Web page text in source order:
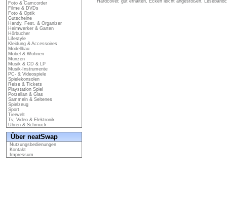
Foto & Camcorder
Filme & DVDs
Foto & Optik
Gutscheine
Handy, Fest. & Organizer
Heimwerker & Garten
Hörbücher
Lifestyle
Kleidung & Accessoires
Modellbau
Möbel & Wohnen
Münzen
Musik & CD & LP
Musik-Instrumente
PC- & Videospiele
Spielekonsolen
Reise & Tickets
Playstation Spiel
Porzellan & Glas
Sammeln & Seltenes
Spielzeug
Sport
Tierwelt
Tv, Video & Elektronik
Uhren & Schmuck
Über neatSwap
Nutzungsbedienungen
Kontakt
Impressum
Hardcover, gut erhalten, Ecken leicht angestoßen,